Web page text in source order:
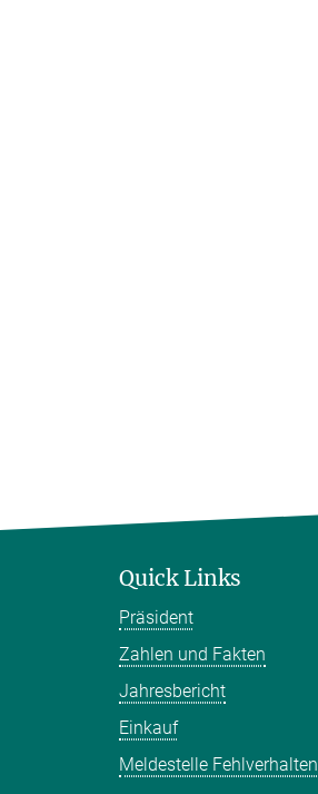
Quick Links
Präsident
Zahlen und Fakten
Jahresbericht
Einkauf
Meldestelle Fehlverhalten